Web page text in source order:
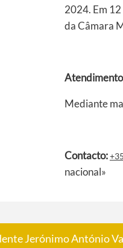
2024. Em
da Câmara
Mediante
Contacto:
nacional»
Jerónimo António